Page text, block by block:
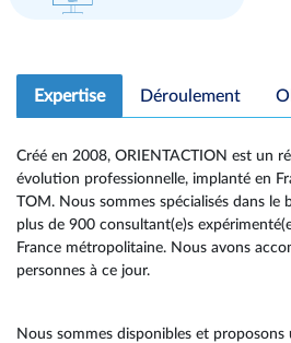
Expertise Déroulement
Créé en 2008, ORIENTACTION est un
évolution professionnelle, implanté en
TOM. Nous sommes spécialisés dans le
plus de 900 consultant(e)s
France métropolitaine. Nous avons
personnes à ce jour.
Nous sommes disponibles et